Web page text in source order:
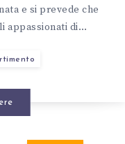
e si prevede che
appassionati di…